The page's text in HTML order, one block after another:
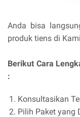
Anda bisa
produk tiens di
Berikut Cara
:
Konsultasikan
Pilih Paket yang